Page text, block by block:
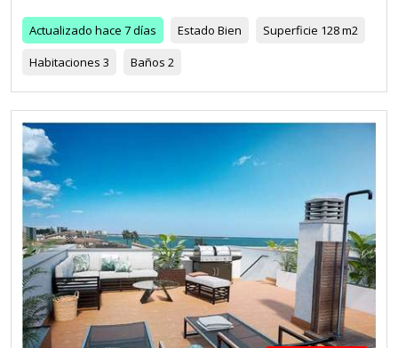
Actualizado hace 7 días Estado Bien Superficie 128 m2
Habitaciones 3 Baños 2